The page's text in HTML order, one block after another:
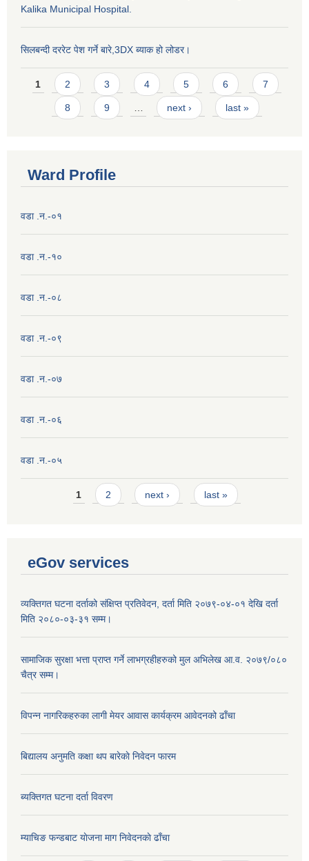
Kalika Municipal Hospital.
सिलबन्दी दररेट पेश गर्ने बारे,3DX ब्याक हो लोडर।
Pages
1 2 3 4 5 6 7
8 9 next › last »
Ward Profile
वडा .न.-०१
वडा .न.-१०
वडा .न.-०८
वडा .न.-०९
वडा .न.-०७
वडा .न.-०६
वडा .न.-०५
Pages1 2 next › last »
eGov services
व्यक्तिगत घटना दर्ताको संक्षिप्त प्रतिवेदन, दर्ता मिति २०७९-०४-०१ देखि दर्ता
मिति २०८०-०३-३१ सम्म।
सामाजिक सुरक्षा भत्ता प्राप्त गर्ने लाभग्रहीहरुको मुल अभिलेख आ.व. २०७९/०८०
चैत्र सम्म।
विपन्न नागरिकहरुका लागी मेयर आवास कार्यक्रम आवेदनको ढाँचा
बिद्यालय अनुमति कक्षा थप बारेकाे निवेदन फारम
ब्यक्तिगत घटना दर्ता विवरण
म्याचिङ फन्डबाट याेजना माग निवेदनकाे ढाँचा